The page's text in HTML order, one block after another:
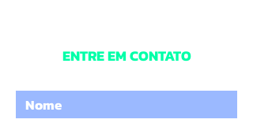
ENTRE EM CONTATO